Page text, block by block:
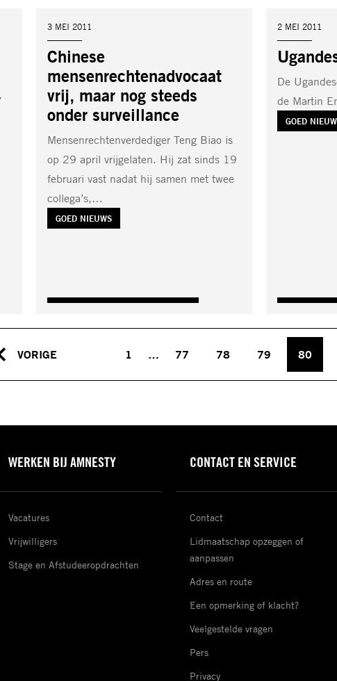
Chinese
mensenrechtenadvocaat
vrij, maar nog steeds
onder surveillance
TAG:
GOED NIEUWS
DATUM:
3 MEI 2011
Mensenrechtenverdediger Teng Biao is
op 29 april vrijgelaten. Hij zat sinds 19
februari vast nadat hij samen met twee
collega’s,…
TAG:
GOED
DATUM:
2 MEI 2011
De
de Martin
VORIGE 1 … 77 78 79 80
WERKEN BIJ AMNESTY
Vacatures
Vrijwilligers
Stage en Afstudeeropdrachten
CONTACT EN SERVICE
Contact
Lidmaatschap opzeggen of
aanpassen
Adres en route
Een opmerking of klacht?
Veelgestelde vragen
Pers
Privacy